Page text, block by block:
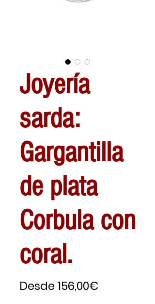
Joyería
sarda:
Gargantilla
de plata
Corbula con
coral.
Desde 156,00€